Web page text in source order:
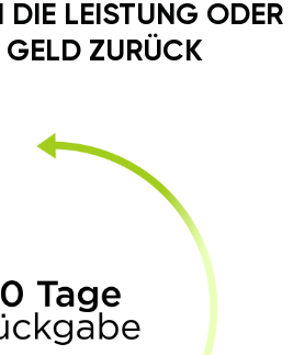
DIE LEISTUNG ODER
GELD ZURÜCK